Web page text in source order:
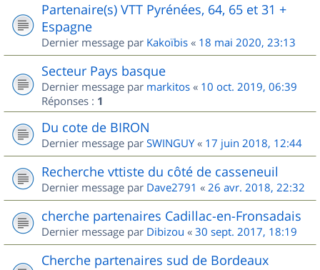
Partenaire(s) VTT Pyrénées, 64, 65 et 31 +
Espagne
Dernier message par Kakoïbis « 18 mai 2020, 23:13
Secteur Pays basque
Dernier message par markitos « 10 oct. 2019, 06:39
Réponses : 1
Du cote de BIRON
Dernier message par SWINGUY« 17 juin 2018, 12:44
Recherche vttiste du côté de casseneuil
Dernier message par Dave2791 « 26 avr. 2018, 22:32
cherche partenaires Cadillac-en-Fronsadais
Dernier message par Dibizou « 30 sept. 2017, 18:19
Cherche partenaires sud de Bordeaux